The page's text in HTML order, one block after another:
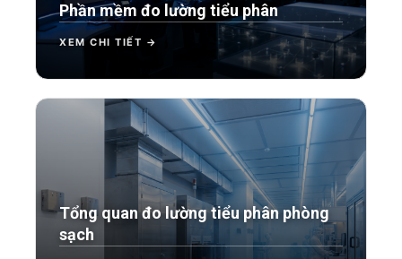
Phần mềm đo lường tiểu phân
XEM CHI TIẾT →
Tổng quan đo lường tiểu phân phòng
sạch